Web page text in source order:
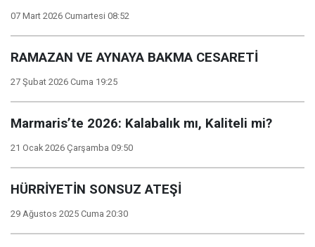
07 Mart 2026 Cumartesi 08:52
RAMAZAN VE AYNAYA BAKMA CESARETİ
27 Şubat 2026 Cuma 19:25
Marmaris’te 2026: Kalabalık mı, Kaliteli mi?
21 Ocak 2026 Çarşamba 09:50
HÜRRİYETİN SONSUZ ATEŞİ
29 Ağustos 2025 Cuma 20:30